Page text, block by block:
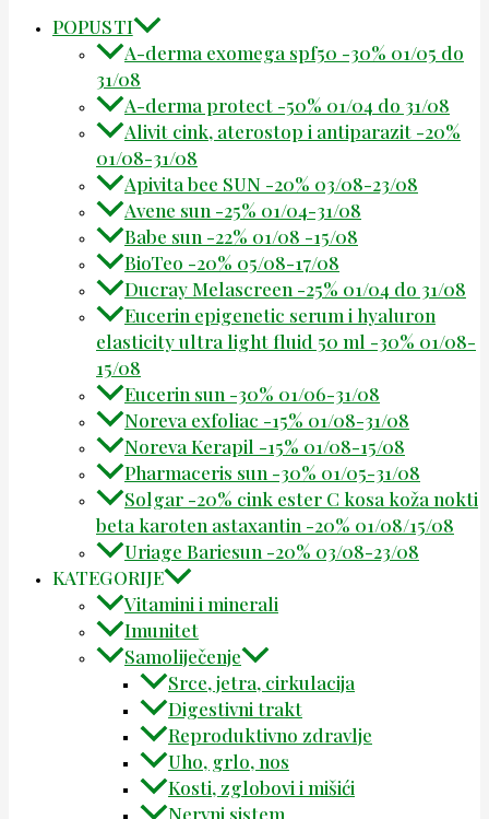
POPUSTI
A-derma exomega spf50 -30% 01/05 do
31/08
A-derma protect -50% 01/04 do 31/08
Alivit cink, aterostop i antiparazit -20%
01/08-31/08
Apivita bee SUN -20% 03/08-23/08
Avene sun -25% 01/04-31/08
Babe sun -22% 01/08 -15/08
BioTeo -20% 05/08-17/08
Ducray Melascreen -25% 01/04 do 31/08
Eucerin epigenetic serum i hyaluron
elasticity ultra light fluid 50 ml -30% 01/08-
15/08
Eucerin sun -30% 01/06-31/08
Noreva exfoliac -15% 01/08-31/08
Noreva Kerapil -15% 01/08-15/08
Pharmaceris sun -30% 01/05-31/08
Solgar -20% cink ester C kosa koža nokti
beta karoten astaxantin -20% 01/08/15/08
Uriage Bariesun -20% 03/08-23/08
KATEGORIJE
Vitamini i minerali
Imunitet
Samoliječenje
Srce, jetra, cirkulacija
Digestivni trakt
Reproduktivno zdravlje
Uho, grlo, nos
Kosti, zglobovi i mišići
Nervni sistem